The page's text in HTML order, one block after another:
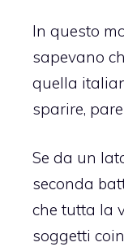
In questo
sapevano
quella
sparire,
Se da un
seconda
che tutta la
soggetti